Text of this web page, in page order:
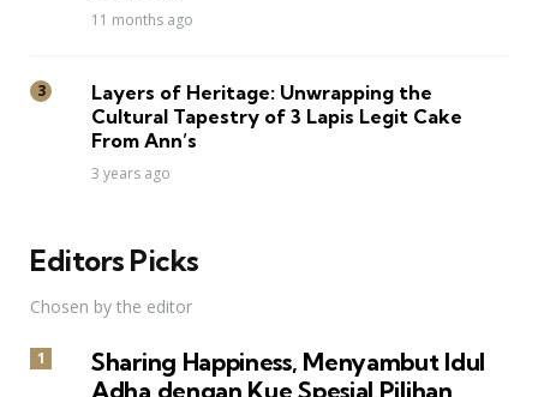
11 months ago
Layers of Heritage: Unwrapping the
Cultural Tapestry of 3 Lapis Legit Cake
From Ann’s
3 years ago
Editors Picks
Chosen by the editor
Sharing Happiness, Menyambut Idul
Adha dengan Kue Spesial Pilihan